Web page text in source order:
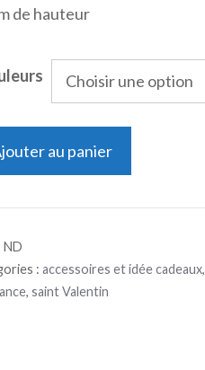
de hauteur
au panier
ND
: accessoires et idée cadeaux,
, saint Valentin